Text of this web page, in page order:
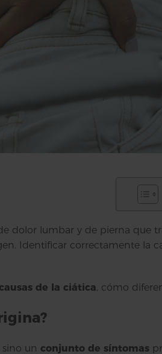
dolor lumbar y de pierna que
Identificar correctamente la
de la ciática , cómo
un conjunto de síntomas